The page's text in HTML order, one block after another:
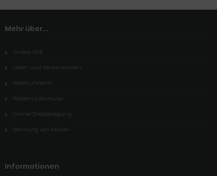
Mehr über...
Unsere AGB
Liefer- und Versandkosten
Widerrufsrecht
Wiederrufsformular
Online-Streitbeilegung
Nennung von Marken
Informationen